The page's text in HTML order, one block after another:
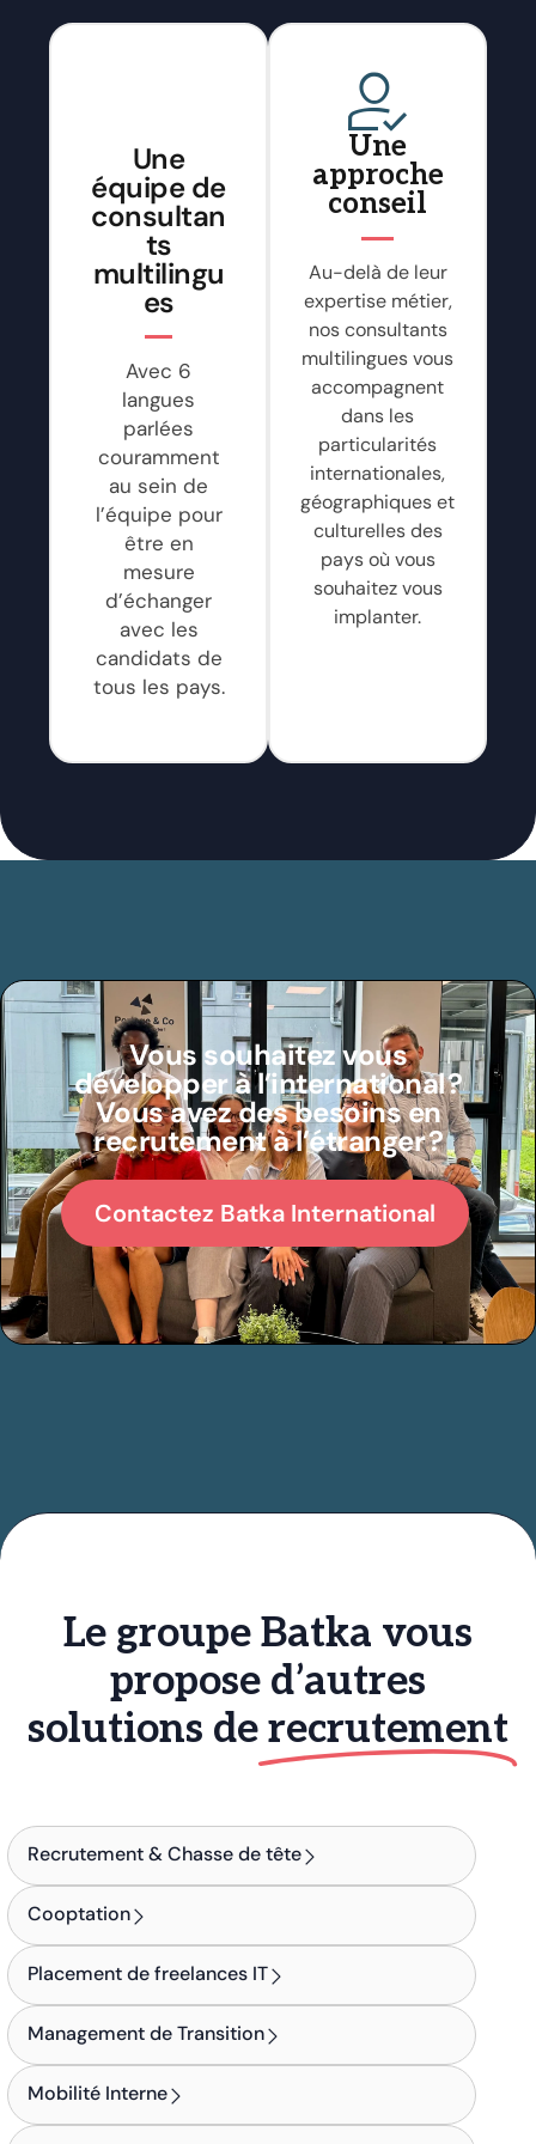
Une
équipe de
consultan
ts
multilingu
es
Avec 6
langues
parlées
couramment
au sein de
l’équipe pour
être en
mesure
d’échanger
avec les
candidats de
tous les pays.
Une
approche
conseil
Au-delà de leur
expertise métier,
nos consultants
multilingues vous
accompagnent
dans les
particularités
internationales,
géographiques et
culturelles des
pays où vous
souhaitez vous
implanter.
Vous souhaitez vous
développer à l’international ?
Vous avez des besoins en
recrutement à l’étranger ?
Contactez Batka International
Le groupe Batka vous
propose d’autres
solutions derecrutement
Recrutement & Chasse de tête
Cooptation
Placement de freelances IT
Management de Transition
Mobilité Interne